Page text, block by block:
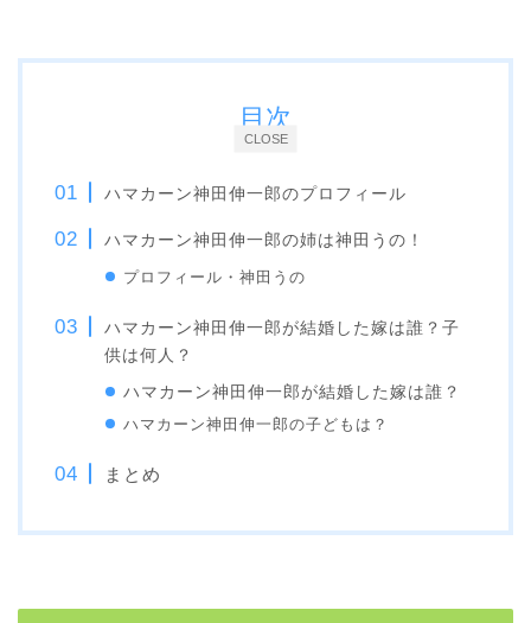
CLOSE
目次
ハマカーン神田伸一郎のプロフィール
ハマカーン神田伸一郎の姉は神田うの！
プロフィール・神田うの
ハマカーン神田伸一郎が結婚した嫁は誰？子
供は何人？
ハマカーン神田伸一郎が結婚した嫁は誰？
ハマカーン神田伸一郎の子どもは？
まとめ